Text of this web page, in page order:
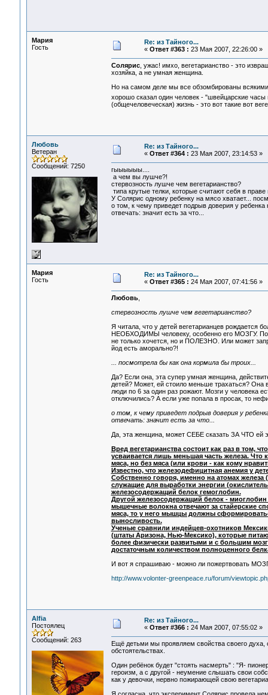
Мария
Гость
Re: из Тайного...
« Ответ #363 : 23 Мая 2007, 22:26:00 »
Солярис, ужас! имхо, вегетарианство - это
хозяйка, а не умная женщина.
Но на самом деле мы все обзомбированы
хорошо сказал один человек - "швейцарские
(общечеловеческая) жизнь - это вот такие вот
Любовь
Ветеран
Сообщений: 7250
Re: из Тайного...
« Ответ #364 : 23 Мая 2007, 23:14:53 »
гыыыыыы....
а чем вы лушче?!
стервозность лушче чем вегетарианство?
типа крутые телки, которые считают себя в
У Солярис одному ребенку на мясо хватает...
о том, к чему приведет подрыв доверия у
отвечать: значит есть за что...
Мария
Гость
Re: из Тайного...
« Ответ #365 : 24 Мая 2007, 07:41:56 »
Любовь,
стервозность лушче чем вегетарианство?
Я читала, что у детей вегетарианцев рождается
НЕОБХОДИМЫ человеку, особенно его МОЗГУ.
не только хочется, но и ПОЛЕЗНО. Или может
йод есть аморально?!
... посмотрела бы как она кормила бы троих...
Да? Если она, эта супер умная женщина,
детей? Может, ей стоило меньше трахаться? Она
люди по 6 за один раз рожают. Мозги у человека
отключились? А если уже попала в просак, то
о том, к чему приведет подрыв доверия у
отвечать: значит есть за что...
Да, эта женщина, может СЕБЕ сказать ЗА ЧТО ей
Вред вегетарианства состоит как раз в том,
усваивается лишь меньшая часть железа.
мяса, но без мяса (или крови - как кому
Известно, что железодефицитная анемия у
Собственно говоря, именно на атомах железа
служащие для выработки энергии
железосодержащий белок гемоглобин.
Другой железосодержащий белок -
мышечные волокна отвечают за стайерские
мяса, то у него мышцы должны
выносливость.
Ученые сравнили индейцев-охотников
(штаты Аризона, Нью-Мексико), которые
более физически развитыми и с большим
достаточным количеством полноценного
И вот я спрашиваю - можно ли пожертвовать
http://www.volonter-greenpeace.ru/forum/
Alfia
Постоялец
Сообщений: 263
Re: из Тайного...
« Ответ #366 : 24 Мая 2007, 07:55:02 »
Ещё детьми мы проявляем свойства своего духа,
обстоятельствах.
Один ребёнок будет "стоять насмерть" : "Я-
героизм, а с другой - неумение слышать свои
как у девочки, нервно пожирающей свою